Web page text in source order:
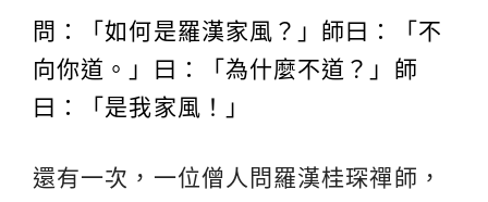
問：「如何是羅漢家風？」師曰：「不
向你道。」曰：「為什麼不道？」師
曰：「是我家風！」
還有一次，一位僧人問羅漢桂琛禪師，